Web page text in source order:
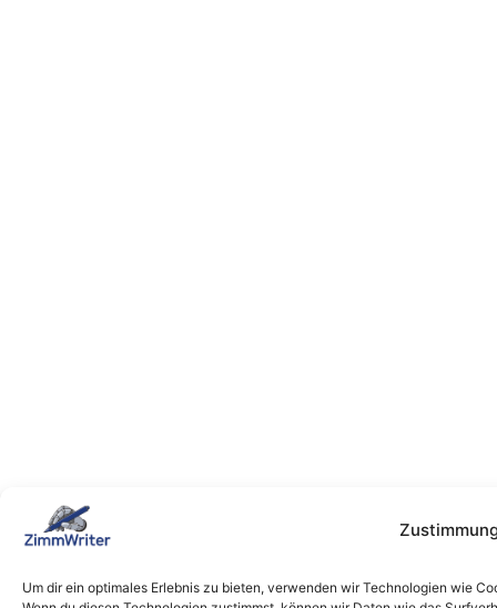
Um dir ein optimales Erlebnis zu bieten, verwenden wir Technologien wie